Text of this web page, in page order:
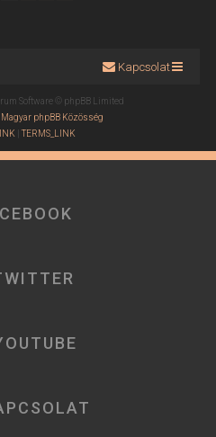
Kapcsolat
Software © phpBB Limited
Magyar phpBB Közösség
| TERMS_LINK